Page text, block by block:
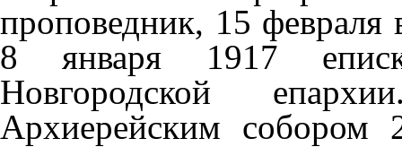
проповедник, 15 февраля
8 января 1917
Новгородской
Архиерейским